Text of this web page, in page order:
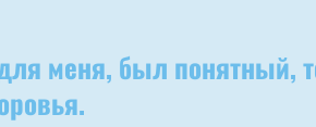
меня, был понятный,